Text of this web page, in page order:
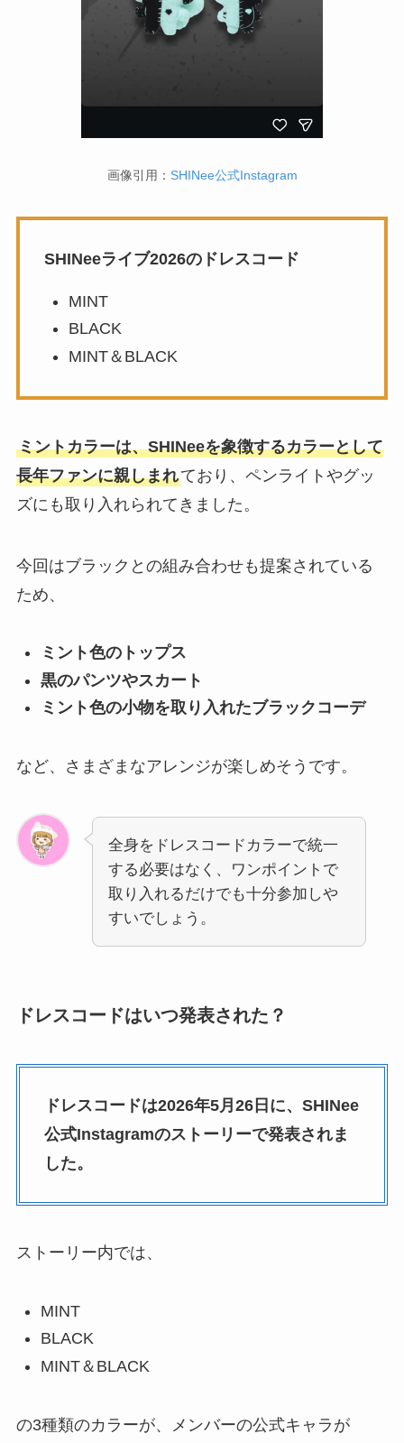
画像引用： SHINee公式Instagram
SHINeeライブ2026のドレスコード
MINT
BLACK
MINT＆BLACK
ミントカラーは、SHINeeを象徴するカラーとして
長年ファンに親しまれており、ペンライトやグッ
ズにも取り入れられてきました。
今回はブラックとの組み合わせも提案されている
ため、
ミント色のトップス
黒のパンツやスカート
ミント色の小物を取り入れたブラックコーデ
など、さまざまなアレンジが楽しめそうです。
全身をドレスコードカラーで統一
する必要はなく、ワンポイントで
取り入れるだけでも十分参加しや
すいでしょう。
ドレスコードはいつ発表された？
ドレスコードは2026年5月26日に、SHINee
公式Instagramのストーリーで発表されま
した。
ストーリー内では、
MINT
BLACK
MINT＆BLACK
の3種類のカラーが、メンバーの公式キャラが